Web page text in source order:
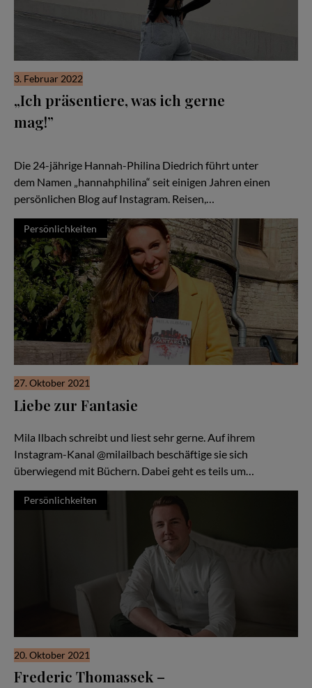
3. Februar 2022
„Ich präsentiere, was ich gerne
mag!”
Die 24-jährige Hannah-Philina Diedrich führt unter
dem Namen „hannahphilina“ seit einigen Jahren einen
persönlichen Blog auf Instagram. Reisen,…
Persönlichkeiten
27. Oktober 2021
Liebe zur Fantasie
Mila Ilbach schreibt und liest sehr gerne. Auf ihrem
Instagram-Kanal @milailbach beschäftige sie sich
überwiegend mit Büchern. Dabei geht es teils um…
Persönlichkeiten
20. Oktober 2021
Frederic Thomassek –